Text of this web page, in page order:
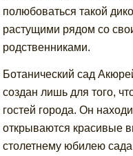
полюбоваться такой
растущими рядом со
родственниками.
Ботанический сад
создан лишь для того,
гостей города. Он
открываются красивые
столетнему юбилею